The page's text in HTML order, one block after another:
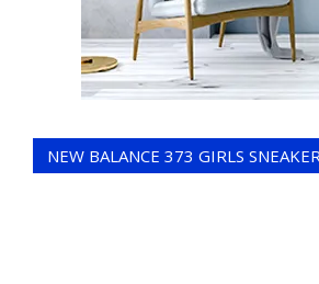
NEW BALANCE 373 GIRLS